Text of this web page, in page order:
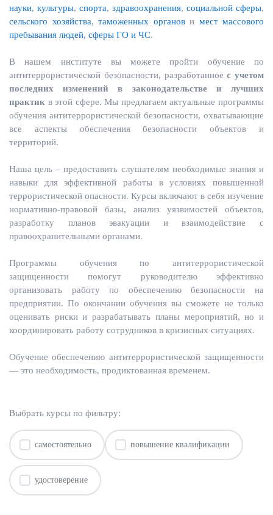
науки, культуры, спорта, здравоохранения, социальной сферы,
сельского хозяйства, таможенных органови мест массового
пребывания людей, сферы ГО и ЧС.
В нашем институте вы можете пройти обучение по
антитеррористической безопасности, разработанноес учетом
последних изменений в законодательстве и лучших
практик в этой сфере. Мы предлагаем актуальные программы
обучения антитеррористической безопасности, охватывающие
все аспекты обеспечения безопасности объектов и
территорий.
Наша цель – предоставить слушателям необходимые знания и
навыки для эффективной работы в условиях повышенной
террористической опасности. Курсы включают в себя изучение
нормативно-правовой базы, анализ уязвимостей объектов,
разработку планов эвакуации и взаимодействие с
правоохранительными органами.
Программы обучения по антитеррористической
защищенности помогут руководителю эффективно
организовать работу по обеспечению безопасности на
предприятии. По окончании обучения вы сможете не только
оценивать риски и разрабатывать планы мероприятий, но и
координировать работу сотрудников в кризисных ситуациях.
Обучение обеспечению антитеррористической защищенности
— это необходимость, продиктованная временем.
Выбрать курсы по фильтру:
самостоятельно повышение квалификации
удостоверение